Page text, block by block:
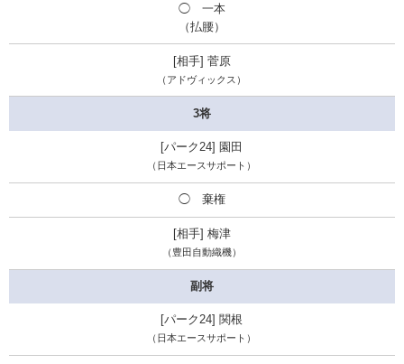
◯ 一本
（払腰）
菅原
（アドヴィックス）
3将
園田
（日本エースサポート）
◯ 棄権
梅津
（豊田自動織機）
副将
関根
（日本エースサポート）